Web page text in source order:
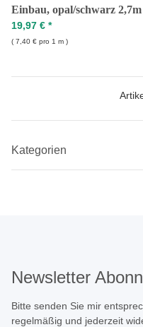
Einbau, opal/schwarz 2,7m
19,97 € *
7,40 € pro 1 m
Kategorien
Newsletter
Bitte senden Sie mir
regelmäßig und jederzeit